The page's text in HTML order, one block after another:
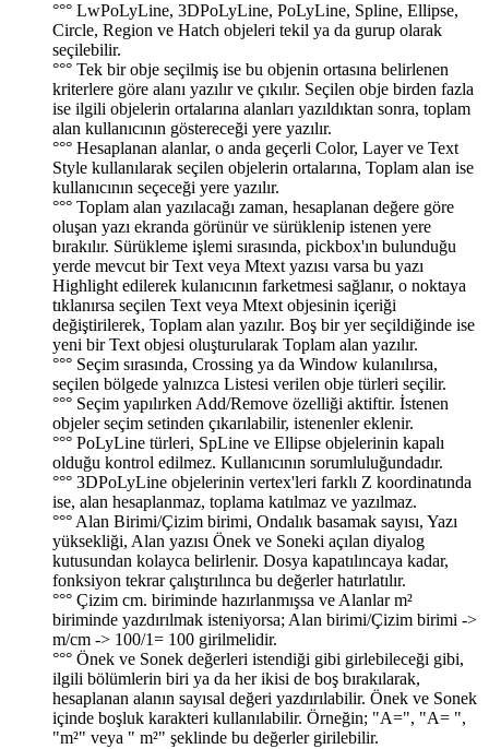
°°° LwPoLyLine, 3DPoLyLine, PoLyLine, Spline, Ellipse,
Circle, Region ve Hatch objeleri tekil ya da gurup olarak
seçilebilir.
°°° Tek bir obje seçilmiş ise bu objenin ortasına belirlenen
kriterlere göre alanı yazılır ve çıkılır. Seçilen obje birden fazla
ise ilgili objelerin ortalarına alanları yazıldıktan sonra, toplam
alan kullanıcının göstereceği yere yazılır.
°°° Hesaplanan alanlar, o anda geçerli Color, Layer ve Text
Style kullanılarak seçilen objelerin ortalarına, Toplam alan ise
kullanıcının seçeceği yere yazılır.
°°° Toplam alan yazılacağı zaman, hesaplanan değere göre
oluşan yazı ekranda görünür ve sürüklenip istenen yere
bırakılır. Sürükleme işlemi sırasında, pickbox'ın bulunduğu
yerde mevcut bir Text veya Mtext yazısı varsa bu yazı
Highlight edilerek kulanıcının farketmesi sağlanır, o noktaya
tıklanırsa seçilen Text veya Mtext objesinin içeriği
değiştirilerek, Toplam alan yazılır. Boş bir yer seçildiğinde ise
yeni bir Text objesi oluşturularak Toplam alan yazılır.
°°° Seçim sırasında, Crossing ya da Window kulanılırsa,
seçilen bölgede yalnızca Listesi verilen obje türleri seçilir.
°°° Seçim yapılırken Add/Remove özelliği aktiftir. İstenen
objeler seçim setinden çıkarılabilir, istenenler eklenir.
°°° PoLyLine türleri, SpLine ve Ellipse objelerinin kapalı
olduğu kontrol edilmez. Kullanıcının sorumluluğundadır.
°°° 3DPoLyLine objelerinin vertex'leri farklı Z koordinatında
ise, alan hesaplanmaz, toplama katılmaz ve yazılmaz.
°°° Alan Birimi/Çizim birimi, Ondalık basamak sayısı, Yazı
yüksekliği, Alan yazısı Önek ve Soneki açılan diyalog
kutusundan kolayca belirlenir. Dosya kapatılıncaya kadar,
fonksiyon tekrar çalıştırılınca bu değerler hatırlatılır.
°°° Çizim cm. biriminde hazırlanmışsa ve Alanlar m²
biriminde yazdırılmak isteniyorsa; Alan birimi/Çizim birimi ->
m/cm -> 100/1= 100 girilmelidir.
°°° Önek ve Sonek değerleri istendiği gibi girlebileceği gibi,
ilgili bölümlerin biri ya da her ikisi de boş bırakılarak,
hesaplanan alanın sayısal değeri yazdırılabilir. Önek ve Sonek
içinde boşluk karakteri kullanılabilir. Örneğin; "A=", "A= ",
"m²" veya " m²" şeklinde bu değerler girilebilir.